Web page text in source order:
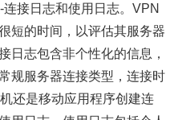
接日志和使用日志。VPN
短的时间，以评估其服务器
日志包含非个性化的信息，
规服务器连接类型，连接时
还是移动应用程序创建连